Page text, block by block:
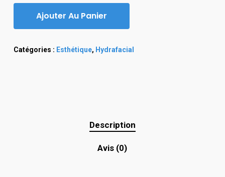
Ajouter Au Panier
Catégories : Esthétique, Hydrafacial
Description
Avis (0)